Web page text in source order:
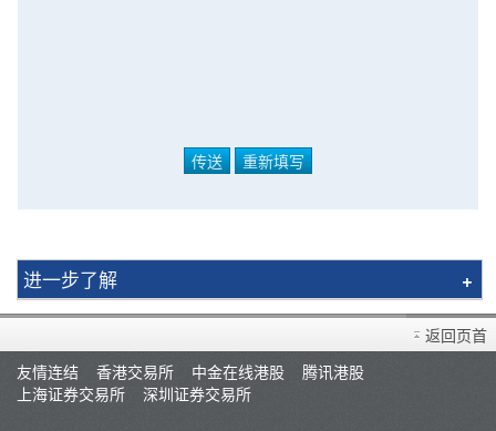
进一步了解
买卖衍生产品须知
开设户口
查询及支援
返回页首
友情连结
香港交易所 中金在线港股
腾讯港股
上海证券交易所
深圳证券交易所